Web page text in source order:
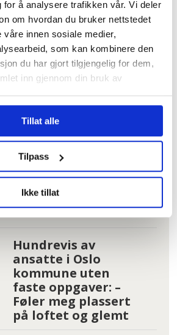
for å analysere trafikken vår. Vi deler
om hvordan du bruker nettstedet
våre innen sosiale medier,
som kan kombinere den
du har gjort tilgjengelig for dem,
inn gjennom din bruk av
Tillat alle
Tilpass
Ikke tillat
– Reglene nå er så
jævlig
arbeiderfiendtlige
at jeg skjønner ikke
at folk kan svelge
det
Hundrevis av
ansatte i Oslo
kommune uten
faste oppgaver: –
Føler meg plassert
på loftet og glemt